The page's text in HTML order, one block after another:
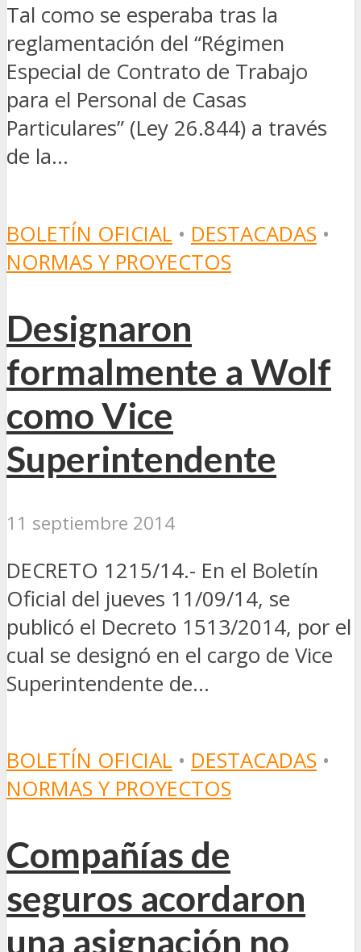
Tal como se esperaba tras la
reglamentación del “Régimen
Especial de Contrato de Trabajo
para el Personal de Casas
Particulares” (Ley 26.844) a través
de la...
BOLETÍN OFICIAL • DESTACADAS •
NORMAS Y PROYECTOS
Designaron
formalmente a Wolf
como Vice
Superintendente
11 septiembre 2014
DECRETO 1215/14.- En el Boletín
Oficial del jueves 11/09/14, se
publicó el Decreto 1513/2014, por el
cual se designó en el cargo de Vice
Superintendente de...
BOLETÍN OFICIAL • DESTACADAS •
NORMAS Y PROYECTOS
Compañías de
seguros acordaron
una asignación no